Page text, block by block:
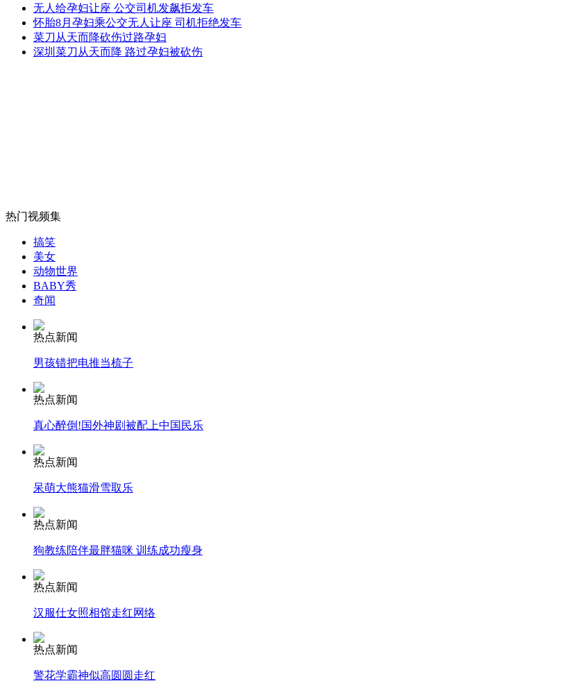
美称访菲航母未穿过黄岩岛海域
无痛分娩是否安全 医生回应
外交部：反对强权政治霸凌主义
外交部：有关国家言论片面不公正
安徽一实载49人客车翻车
走！跟着总书记去植树
消防员救轻生者
纽约上演“枕头大战”
无人给孕妇让座 公交司机发飙拒发车
怀胎8月孕妇乘公交无人让座 司机拒绝发车
菜刀从天而降砍伤过路孕妇
深圳菜刀从天而降 路过孕妇被砍伤
热门视频集
搞笑
美女
动物世界
BABY秀
奇闻
热点新闻
男孩错把电推当梳子
热点新闻
真心醉倒!国外神剧被配上中国民乐
热点新闻
呆萌大熊猫滑雪取乐
热点新闻
狗教练陪伴最胖猫咪 训练成功瘦身
热点新闻
汉服仕女照相馆走红网络
热点新闻
警花学霸神似高圆圆走红